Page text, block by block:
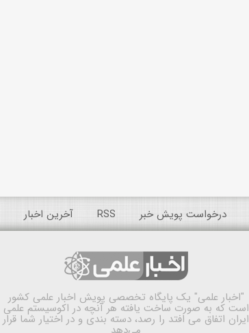
درخواست پویش خبر RSS آخرین اخبار
"اخبار علمی" یک پایگاه تخصصی پویش اخبار علمی کشور
است که به صورت ساخت یافته هر آنچه در اکوسیستم علمی
ایران اتفاق می افتد را رصد، دسته بندی و در اختیار شما قرار